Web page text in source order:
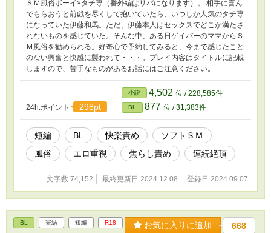
ＳＭ風俗ボーイ×タチ専（番外編はリバになります）。 相手に喜ん
でもらおうと前戯を尽くして抱いていたら、いつしか人気のタチ専
になっていた伊藤和馬。ただ、伊藤本人はセックスでどこか満たさ
れないものを感じていた。そんな中、ある日ゲイバーのママからＳ
Ｍ風俗を勧められる。好奇心で予約してみると、今まで感じたこと
のない興奮と快感に襲われて・・・。プレイ内容はタイトルに記載
しますので、苦手なものがあるお話にはご注意ください。
24h.ポイント 298pt
小説 4,502 位 / 228,585件
BL 877 位 / 31,383件
短編 BL 快楽責め
ソフトＳＭ
風俗
エロ重視 焦らし責め 連続絶頂
文字数 74,152 最終更新日 2024.12.08 登録日 2024.09.07
BL 完結 短編 R18 お気に入りに追加 668